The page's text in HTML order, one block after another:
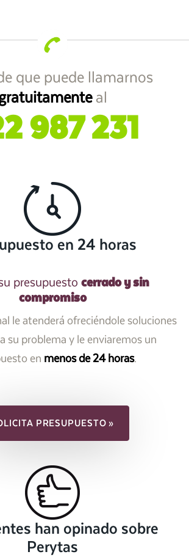
que puede llamarnos
al
987 231
en 24 horas
presupuesto cerrado y sin
compromiso
le atenderá ofreciéndole soluciones
su problema y le enviaremos un
en menos de 24 horas.
PRESUPUESTO »
han opinado sobre
Perytas